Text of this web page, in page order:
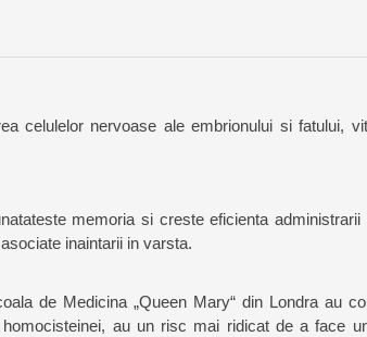
celulelor nervoase ale embrionului si fatului,
memoria si creste eficienta administrarii
inaintarii in varsta.
de Medicina „Queen Mary“ din Londra au
au un risc mai ridicat de a face